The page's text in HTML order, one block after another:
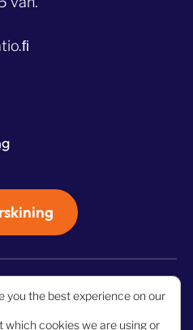
sr.
you the best experience on our
which cookies we are using or